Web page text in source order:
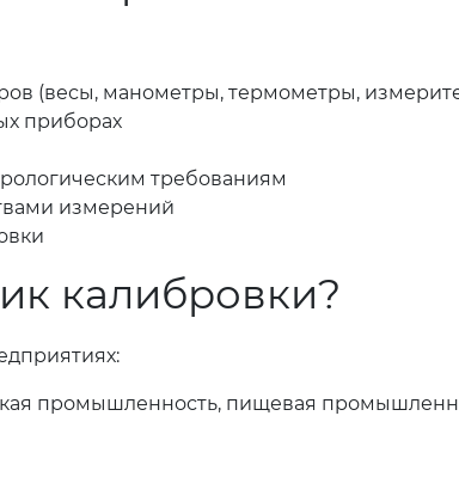
(весы, манометры, термометры,
приборах
требованиям
измерений
калибровки?
промышленность, пищевая